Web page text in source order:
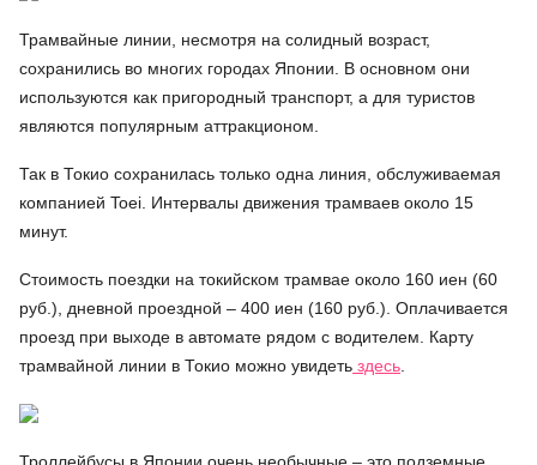
Трамвайные линии, несмотря на солидный возраст,
сохранились во многих городах Японии. В основном они
используются как пригородный транспорт, а для туристов
являются популярным аттракционом.
Так в Токио сохранилась только одна линия, обслуживаемая
компанией Toei. Интервалы движения трамваев около 15
минут.
Стоимость поездки на токийском трамвае около 160 иен (60
руб.), дневной проездной – 400 иен (160 руб.). Оплачивается
проезд при выходе в автомате рядом с водителем. Карту
трамвайной линии в Токио можно увидеть здесь